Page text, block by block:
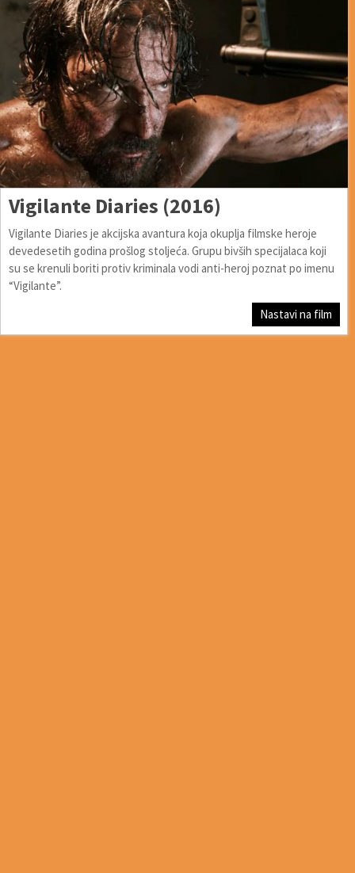
Vigilante Diaries (2016)
Vigilante Diaries je akcijska avantura koja okuplja filmske heroje
devedesetih godina prošlog stoljeća. Grupu bivših specijalaca koji
su se krenuli boriti protiv kriminala vodi anti-heroj poznat po imenu
“Vigilante”.
Nastavi na film